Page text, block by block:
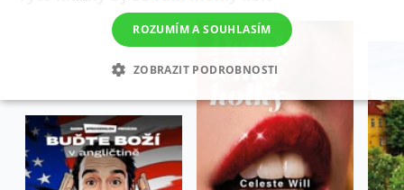
ROZUMÍM A SOUHLASÍM
ZOBRAZIT PODROBNOSTI
NEZBYTNÉ ANALYTICKÉ MARKETINGOVÉ
FUNKČNÍ NEZAŘAZENÉ SOUBORY